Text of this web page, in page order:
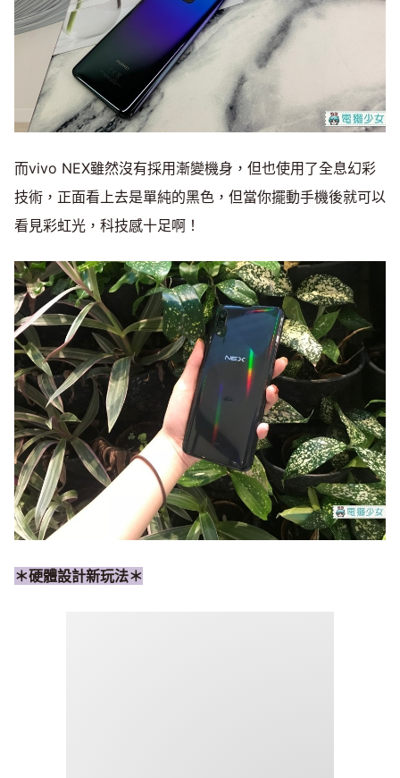
而vivo NEX雖然沒有採用漸變機身，但也使用了全息幻彩
技術，正面看上去是單純的黑色，但當你擺動手機後就可以
看見彩虹光，科技感十足啊！
＊硬體設計新玩法＊